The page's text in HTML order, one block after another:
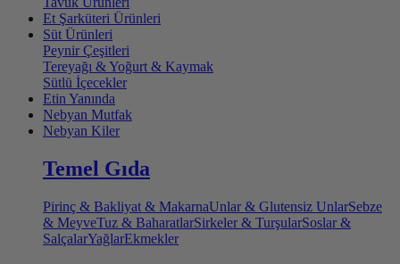
Et Şarküteri Ürünleri
Süt Ürünleri
Peynir Çeşitleri
Tereyağı & Yoğurt & Kaymak
Sütlü İçecekler
Etin Yanında
Nebyan Mutfak
Nebyan Kiler
Temel Gıda
Pirinç & Bakliyat & MakarnaUnlar & Glutensiz UnlarSebze
& MeyveTuz & BaharatlarSirkeler & TurşularSoslar &
SalçalarYağlarEkmekler